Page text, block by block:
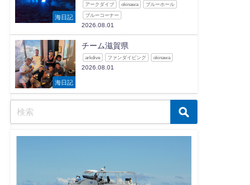
海日記
アークダイブ okinawa ブルーホール
ブルーコーナー
2026.08.01
海日記
チーム滋賀県
arkdive ファンダイビング okinawa
2026.08.01